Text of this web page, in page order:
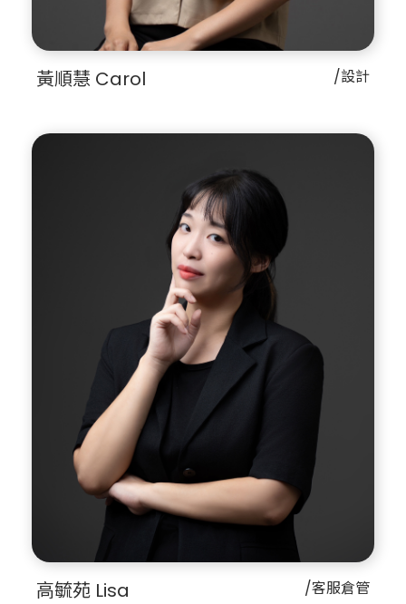
黃順慧 Carol /設計
高毓苑 Lisa /客服倉管